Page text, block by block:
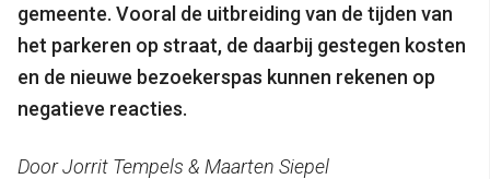
gemeente. Vooral de uitbreiding van de tijden van
het parkeren op straat, de daarbij gestegen kosten
en de nieuwe bezoekerspas kunnen rekenen op
negatieve reacties.
Door Jorrit Tempels & Maarten Siepel